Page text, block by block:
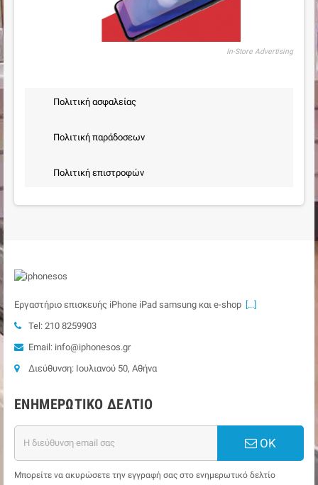
In-Store Advertising
Πολιτική ασφαλείας
Πολιτική παράδοσεων
Πολιτική επιστροφών
Εργαστήριο επισκευής iPhone iPad samsung και e-shop [...]
Tel: 210 8259903
Email: info@iphonesos.gr
Διεύθυνση: Ιουλιανού 50, Αθήνα
ΕΝΗΜΕΡΩΤΙΚΌ ΔΕΛΤΊΟ
ΟΚ
Μπορείτε να ακυρώσετε την εγγραφή σας στο ενημερωτικό δελτίο